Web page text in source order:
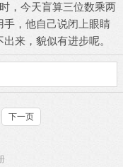
，今天盲算三位数乘两
，他自己说闭上眼睛
来，貌似有进步呢。
下一页